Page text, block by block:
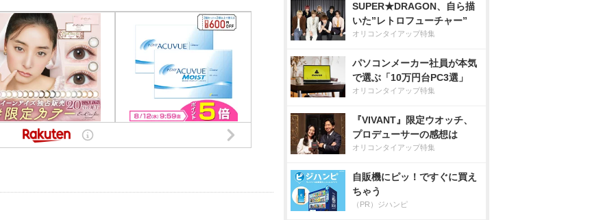
SUPER★DRAGON、自ら描
いた”レトロフューチャー”
オリコンタイアップ特集
パソコンメーカー社員が本気
で選ぶ「10万円台PC3選」
オリコンタイアップ特集
『VIVANT』限定ウオッチ、
プロデューサーの感想は
オリコンタイアップ特集
自販機にピッ！ですぐに買え
ちゃう
（PR）ジハンピ